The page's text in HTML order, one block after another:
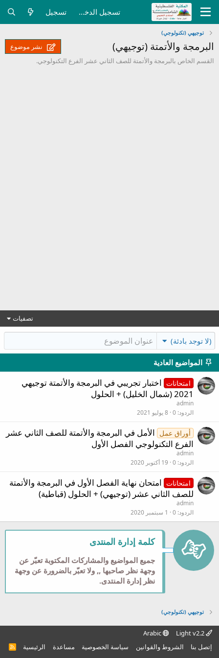
تسجيل الدخول تسجيل
توجيهي (تكنولوجي)
البرمجة والأتمتة (توجيهي)
نشر موضوع
القسم الخاص بالبرمجة والأتمتة للصف الثاني عشر الفرع التكنولوجي.
تصفيات
(لا توجد بادئة)
المواضيع العادية
امتحانات اختبار تجريبي في البرمجة والأتمتة توجيهي
2021 (شمال الخليل) + الحلول
admin
الردود 0 8 يوليو 2021
أوراق عمل الأمل في البرمجة والأتمتة للصف الثاني عشر
الفرع التكنولوجي الفصل الأول
admin
الردود 0 19 أكتوبر 2020
امتحانات امتحان نهاية الفصل الأول في البرمجة والأتمتة
للصف الثاني عشر (توجيهي) + الحلول (قباطية)
admin
الردود 0 1 سبتمبر 2020
كلمة إدارة المنتدى
جميع المواضيع والمشاركات المكتوبة تعبّر عن
وجهة نظر صاحبها ,, ولا تعبّر بالضرورة عن وجهة
نظر إدارة المنتدى.
توجيهي (تكنولوجي)
Arabic
إتصل بنا
الشروط والقوانين سياسة الخصوصية مساعدة الرئيسية
R